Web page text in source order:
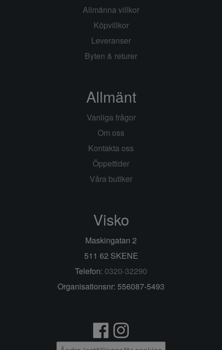
Allmänna villkor
Köpvillkor
Leveranser
Byten & returer
Allmänt
Vanliga frågor
Om oss
Kontakta oss
Öppettider
Våra butiker
Visko
Maskingatan 2
511 62 SKENE
Telefon: 0320-32290
Organisationsnr: 556087-5493